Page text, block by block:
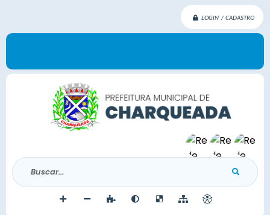
LOGIN / CADASTRO
Buscar...